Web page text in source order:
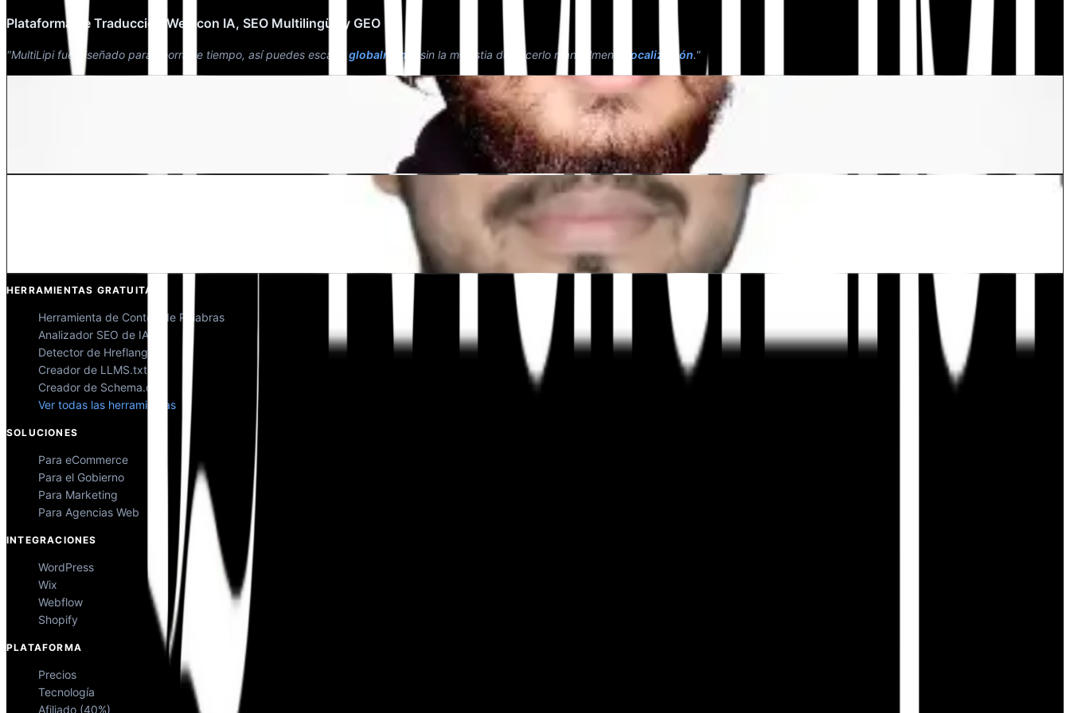
Plataforma de Traducción Web con IA, SEO Multilingüe y GEO
"MultiLipi fue diseñado para ahorrarte tiempo, así puedes escalar globalmente sin la molestia de hacerlo manualmente localización."
HERRAMIENTAS GRATUITAS
Herramienta de Conteo de Palabras
Analizador SEO de IA
Detector de Hreflang
Creador de LLMS.txt
Creador de Schema.org
Ver todas las herramientas
SOLUCIONES
Para eCommerce
Para el Gobierno
Para Marketing
Para Agencias Web
INTEGRACIONES
WordPress
Wix
Webflow
Shopify
PLATAFORMA
Precios
Tecnología
Afiliado (40%)